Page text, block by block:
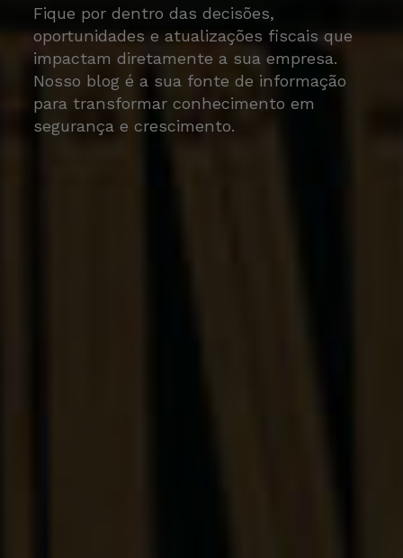
Fique por dentro das decisões,
oportunidades e atualizações fiscais que
impactam diretamente a sua empresa.
Nosso blog é a sua fonte de informação
para transformar conhecimento em
segurança e crescimento.